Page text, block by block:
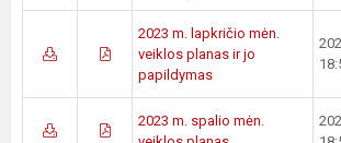
2023 m. lapkričio mėn.
veiklos planas ir jo
papildymas
2023 m. spalio mėn.